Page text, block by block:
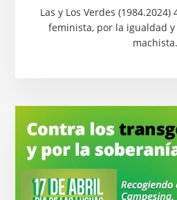
Las y Los Verdes
feminista, por la igualdad
machista.